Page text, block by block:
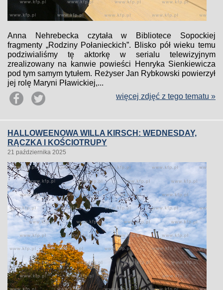
Anna Nehrebecka czytała w Bibliotece Sopockiej
fragmenty „Rodziny Połanieckich”. Blisko pół wieku temu
podziwialiśmy tę aktorkę w serialu telewizyjnym
zrealizowany na kanwie powieści Henryka Sienkiewicza
pod tym samym tytułem. Reżyser Jan Rybkowski powierzył
jej rolę Maryni Pławickiej,...
więcej zdjęć z tego tematu »
HALLOWEENOWA WILLA KIRSCH: WEDNESDAY,
RĄCZKA I KOŚCIOTRUPY
21 października 2025